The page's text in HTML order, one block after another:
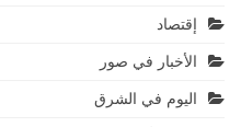
إقتصاد
الأخبار في صور
اليوم في الشرق